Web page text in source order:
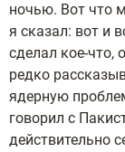
ночью. Вот что
я сказал: вот и
сделал кое-что,
редко
ядерную
говорил с
действительно